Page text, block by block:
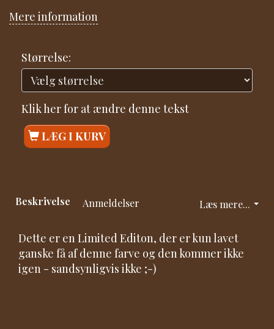
Mere information
Størrelse:
Klik her for at ændre denne tekst
LÆG I KURV
Læs mere...
Beskrivelse Anmeldelser
Dette er en Limited Editon, der er kun lavet
ganske få af denne farve og den kommer ikke
igen - sandsynligvis ikke ;-)